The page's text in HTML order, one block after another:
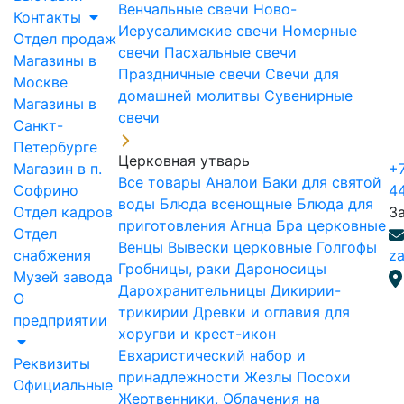
Контакты
Отдел продаж
Магазины в
Москве
Магазины в
Санкт-
Петербурге
Магазин в п.
Софрино
Отдел кадров
Отдел
снабжения
Музей завода
О
предприятии
Реквизиты
Официальные
Венчальные свечи Ново-
Иерусалимские свечи Номерные
свечи Пасхальные свечи
Праздничные свечи Свечи для
домашней молитвы Сувенирные
свечи
Церковная утварь
Все товары Аналои Баки для святой
воды Блюда всенощные Блюда для
приготовления Агнца Бра церковные
Венцы Вывески церковные Голгофы
Гробницы, раки Дароносицы
Дарохранительницы Дикирии-
трикирии Древки и оглавия для
хоругви и крест-икон
Евхаристический набор и
принадлежности Жезлы Посохи
Жертвенники, Облачения на